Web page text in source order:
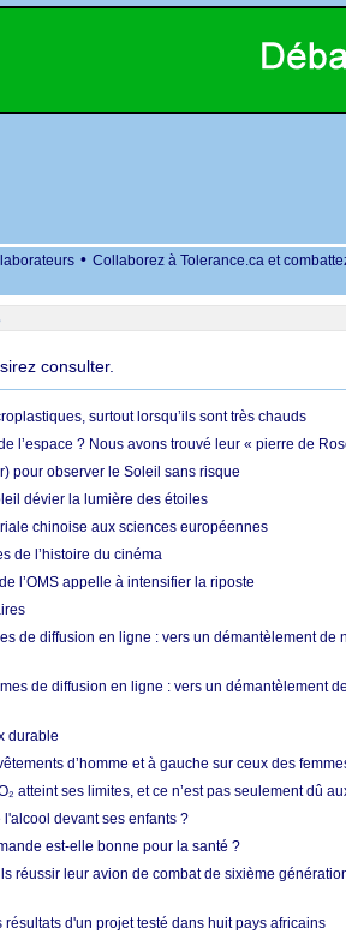
• Collaborez à Tolerance.ca et
consulter.
surtout lorsqu’ils sont très chauds
l’espace ? Nous avons trouvé leur « pierre de
pour observer le Soleil sans risque
dévier la lumière des étoiles
chinoise aux sciences européennes
de l’histoire du cinéma
l’OMS appelle à intensifier la riposte
de diffusion en ligne : vers un démantèlement de
de diffusion en ligne : vers un démantèlement
durable
d’homme et à gauche sur ceux des
atteint ses limites, et ce n’est pas seulement dû
devant ses enfants ?
est-elle bonne pour la santé ?
réussir leur avion de combat de sixième
d'un projet testé dans huit pays africains